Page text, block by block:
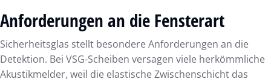
Anforderungen an die Fensterart
Sicherheitsglas stellt besondere Anforderungen an die
Detektion. Bei VSG-Scheiben versagen viele herkömmliche
Akustikmelder, weil die elastische Zwischenschicht das